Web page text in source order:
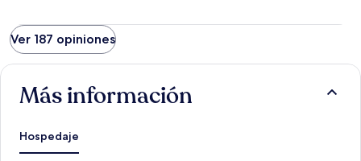
Ver 187 opiniones
Más información
Hospedaje